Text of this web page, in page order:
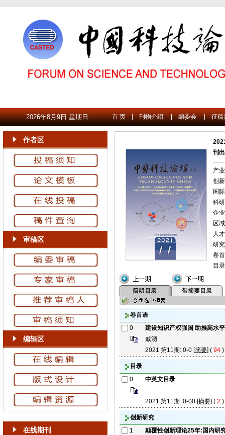
2026年8月9日 星期日 首 页 | 刊物介绍 | 编委会 | 征稿
作者区
审稿区
编辑区
在线期刊
刊
产
创
国
科
企
区
人
研
卷
目录
卷首语
0
建设知识产权强国 助推高水
戚湧
2021 第11期: 0-0 [摘要] (94)
目录
0
中英文目录
2021 第11期: 0-00 [摘要] (2 )
创新研究
1
颠覆性创新理论25年:国内研